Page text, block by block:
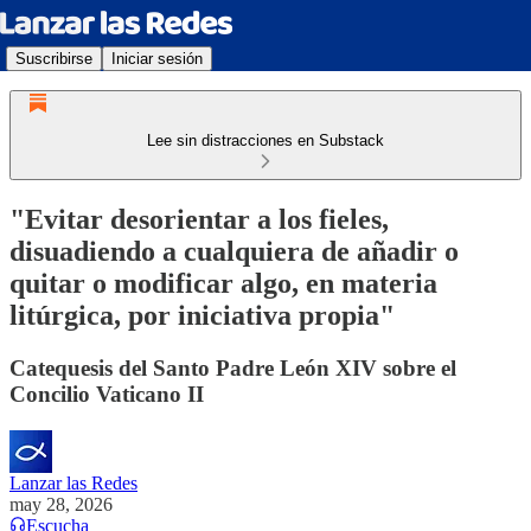
Suscribirse Iniciar sesión
Lee sin distracciones en Substack
"Evitar desorientar a los fieles,
disuadiendo a cualquiera de añadir o
quitar o modificar algo, en materia
litúrgica, por iniciativa propia"
Catequesis del Santo Padre León XIV sobre el
Concilio Vaticano II
Lanzar las Redes
may 28, 2026
Escucha